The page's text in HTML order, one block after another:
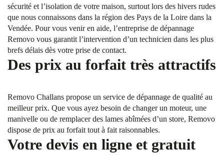
sécurité et l’isolation de votre maison, surtout lors des hivers rudes
que nous connaissons dans la région des Pays de la Loire dans la
Vendée. Pour vous venir en aide, l’entreprise de dépannage
Removo vous garantit l’intervention d’un technicien dans les plus
brefs délais dès votre prise de contact.
Des prix au forfait très attractifs
Removo Challans propose un service de dépannage de qualité au
meilleur prix. Que vous ayez besoin de changer un moteur, une
manivelle ou de remplacer des lames abîmées d’un store, Removo
dispose de prix au forfait tout à fait raisonnables.
Votre devis en ligne et gratuit